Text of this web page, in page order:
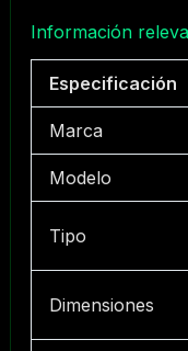
Información
Especificación
Marca
Modelo
Tipo
Dimensiones